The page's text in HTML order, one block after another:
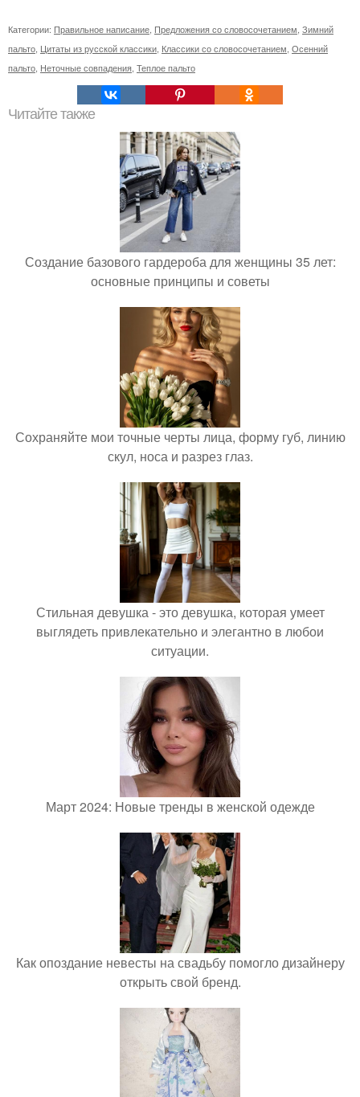
Категории: Правильное написание Предложения со словосочетанием Зимний
пальто Цитаты из русской классики Классики со словосочетанием Осенний
пальто Неточные совпадения Теплое пальто
Читайте также
Создание базового гардероба для женщины 35 лет:
основные принципы и советы
Сохраняйте мои точные черты лица, форму губ, линию
скул, носа и разрез глаз.
Стильная девушка - это девушка, которая умеет
выглядеть привлекательно и элегантно в любои
ситуации.
Март 2024: Новые тренды в женской одежде
Как опоздание невесты на свадьбу помогло дизайнеру
открыть свой бренд.